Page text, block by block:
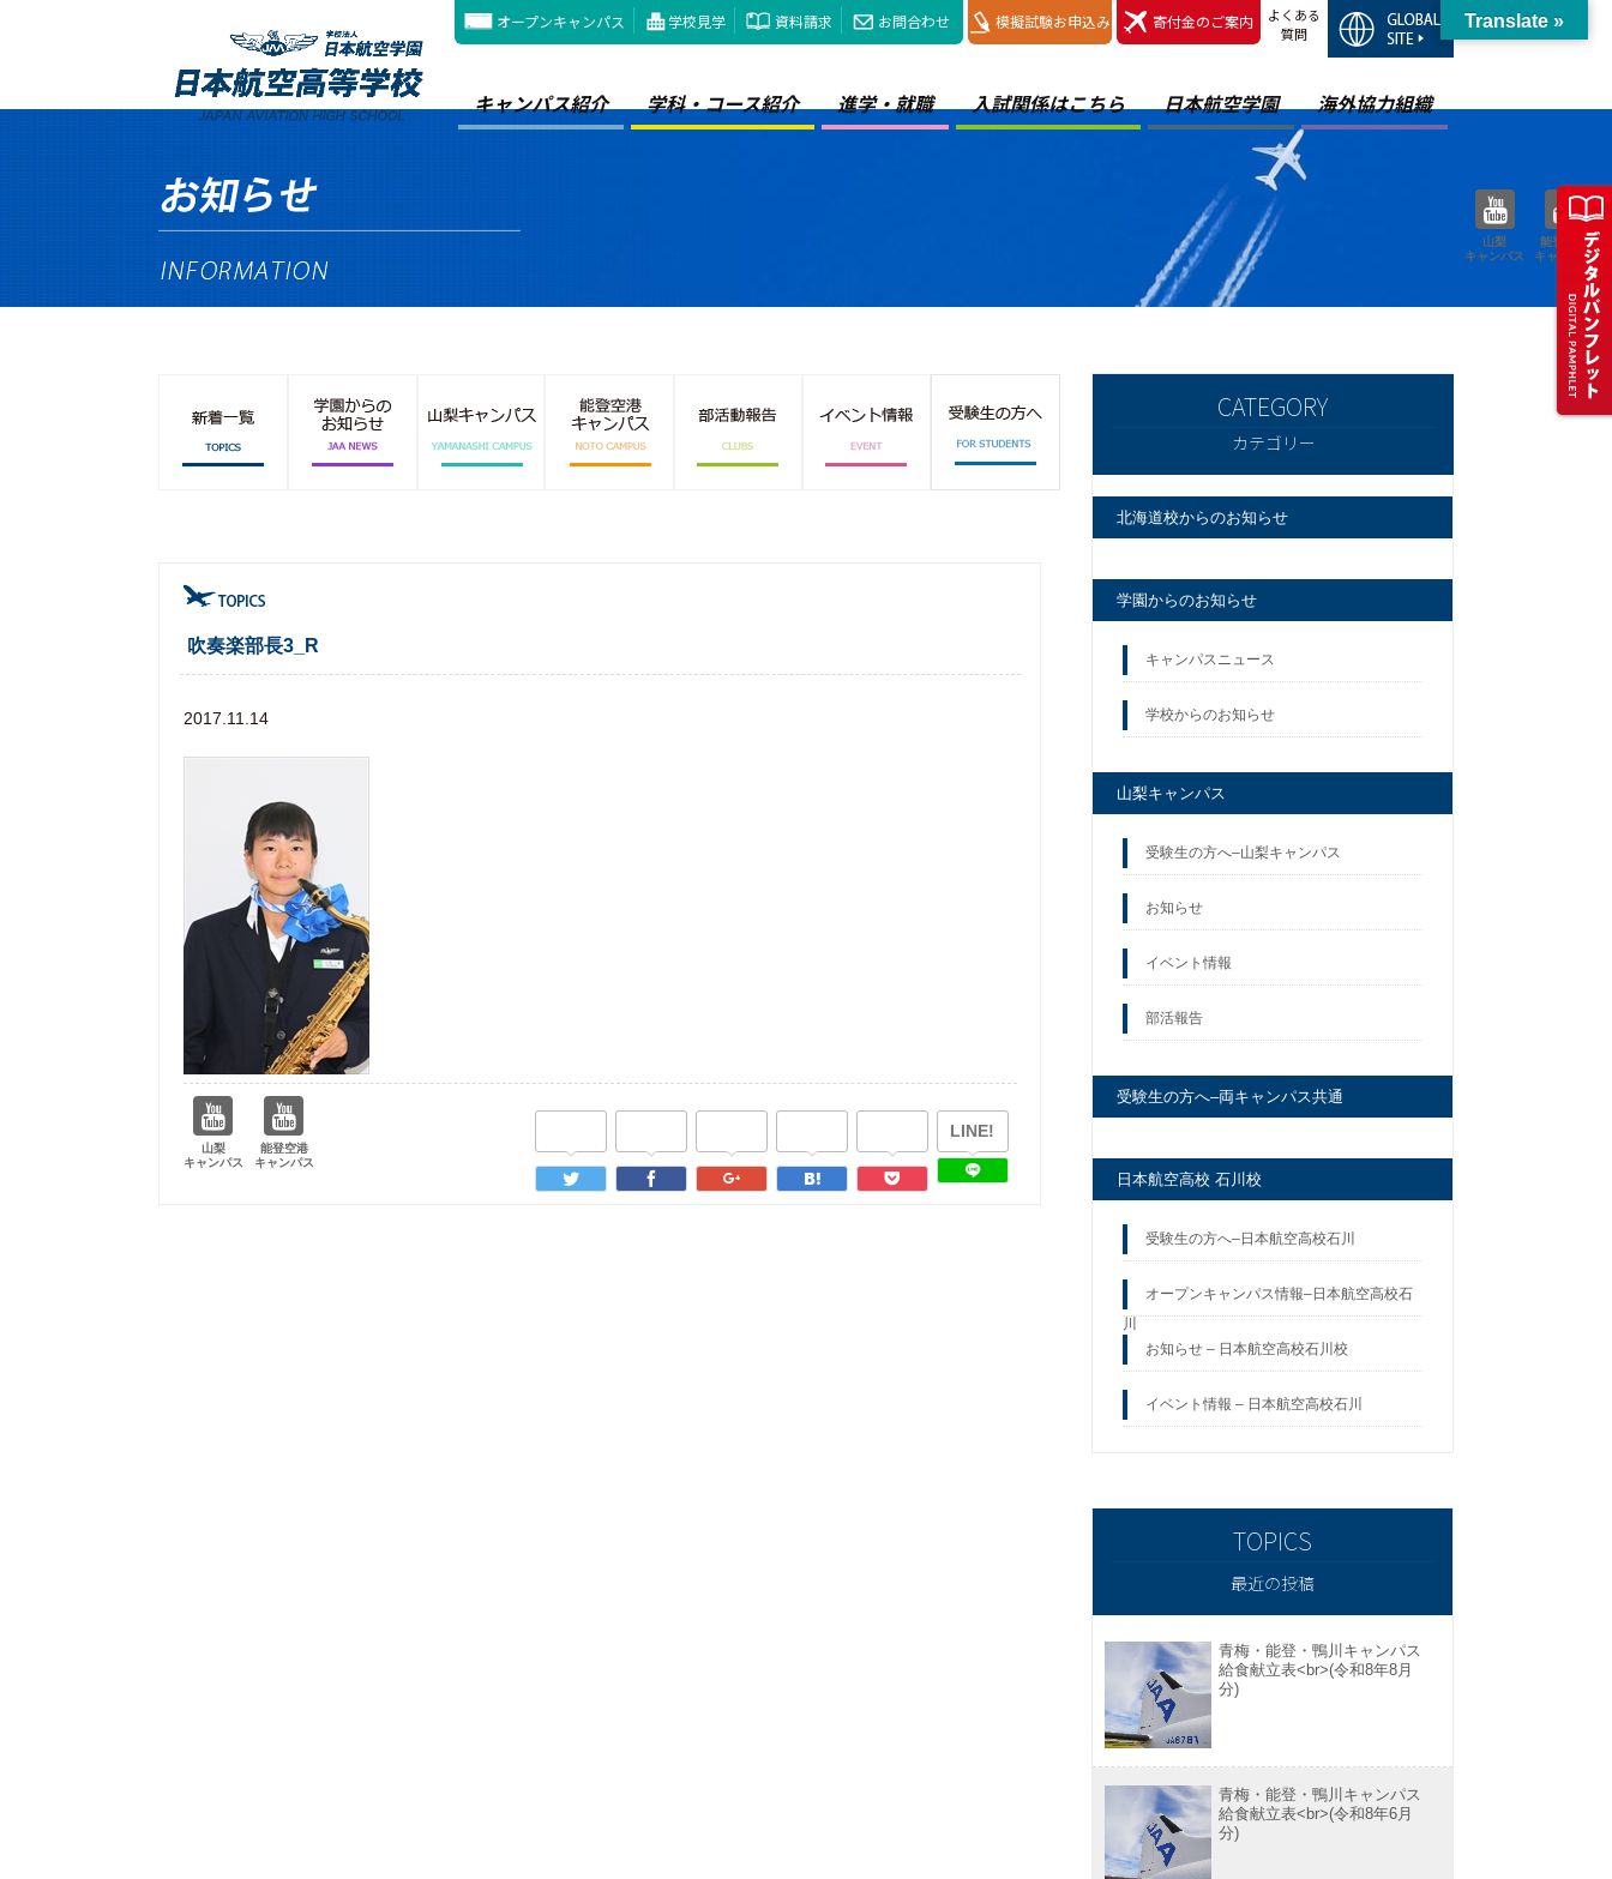
オープンキャンパス 学校見学 資料請求 お問合わせ 模擬試験お申込み 寄付金のご案内
よくある
質問
キャンパス紹介 学科・コース紹介 進学・就職 入試関係はこちら 日本航空学園 海外協力組織
山梨
キャンパス
能登空港
キャンパス
吹奏楽部長3_R
2017.11.14
LINE!
山梨
キャンパス
能登空港
キャンパス
カテゴリー
北海道校からのお知らせ
学園からのお知らせ
キャンパスニュース
学校からのお知らせ
山梨キャンパス
受験生の方へ–山梨キャンパス
お知らせ
イベント情報
部活報告
受験生の方へ–両キャンパス共通
日本航空高校 石川校
受験生の方へ–日本航空高校石川
オープンキャンパス情報–日本航空高校石
川
お知らせ – 日本航空高校石川校
イベント情報 – 日本航空高校石川
最近の投稿
青梅・能登・鴨川キャンパス
給食献立表<br>(令和8年8月
分)
青梅・能登・鴨川キャンパス
給食献立表<br>(令和8年6月
分)
Translate »